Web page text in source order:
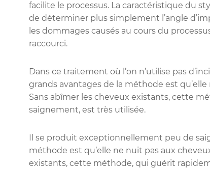
facilite le processus. La caractéristique du
de déterminer plus simplement l’angle
les dommages causés au cours du
raccourci.
Dans ce traitement où l’on n’utilise pas
grands avantages de la méthode est
Sans abîmer les cheveux existants, cette
saignement, est très utilisée.
Il se produit exceptionnellement peu de
méthode est qu’elle ne nuit pas aux
existants, cette méthode, qui guérit